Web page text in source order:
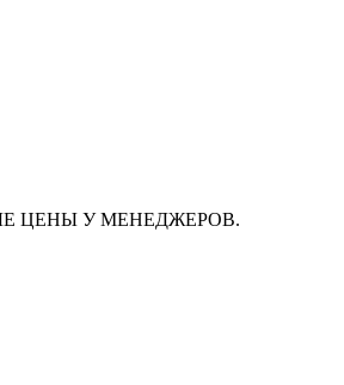
ЦЕНЫ У МЕНЕДЖЕРОВ.